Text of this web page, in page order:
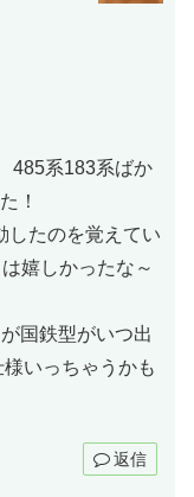
485系183系ばか
！
したのを覚えてい
嬉しかったな～
国鉄型がいつ出
いっちゃうかも
返信